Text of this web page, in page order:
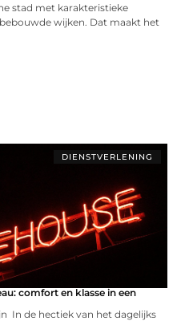
stad met karakteristieke
wijken. Dat maakt het
DIENSTVERLENING
comfort en klasse in een
In de hectiek van het dagelijks